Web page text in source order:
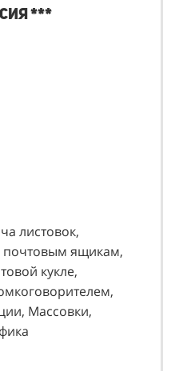
***
листовок,
почтовым ящикам,
кукле,
Массовки,